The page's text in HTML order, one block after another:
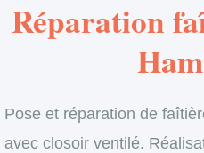
Réparation
Pose et réparation de
avec closoir ventilé.